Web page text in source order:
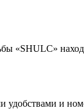
«SHULC»
удобствами и